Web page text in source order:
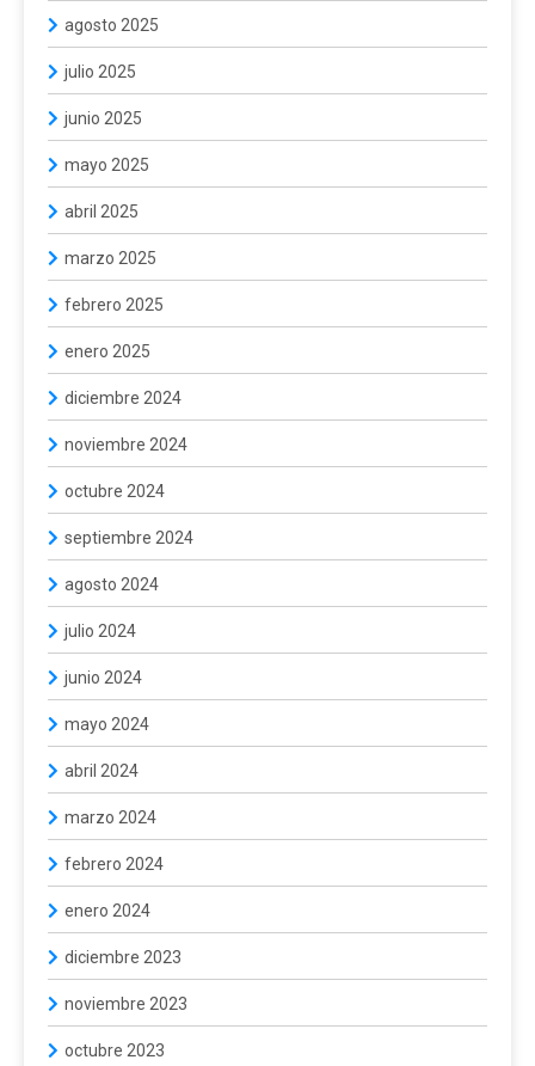
agosto 2025
julio 2025
junio 2025
mayo 2025
abril 2025
marzo 2025
febrero 2025
enero 2025
diciembre 2024
noviembre 2024
octubre 2024
septiembre 2024
agosto 2024
julio 2024
junio 2024
mayo 2024
abril 2024
marzo 2024
febrero 2024
enero 2024
diciembre 2023
noviembre 2023
octubre 2023